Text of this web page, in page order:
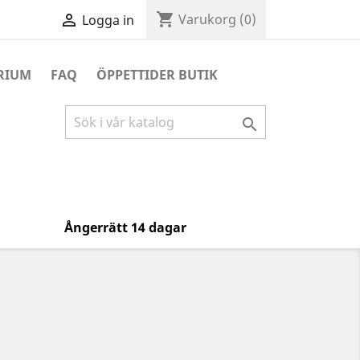
 Logga in shopping_cart Varukorg (0)
FAQ ÖPPETTIDER BUTIK

Ångerrätt 14 dagar